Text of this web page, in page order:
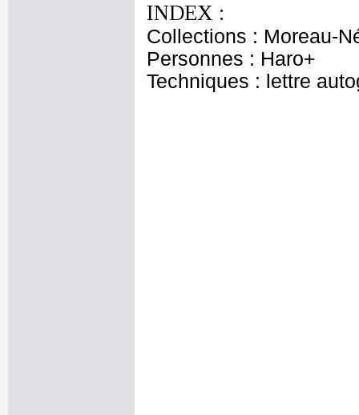
INDEX :
Collections : Moreau-
Personnes : Haro+
Techniques : lettre